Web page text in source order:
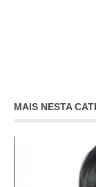
MAIS NESTA